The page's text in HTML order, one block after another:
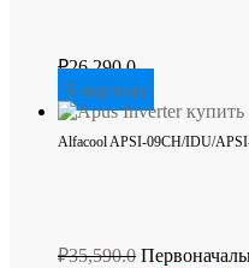
₽26,290.0
В корзину
Alfacool APSI-09CH/IDU/
₽35,590.0